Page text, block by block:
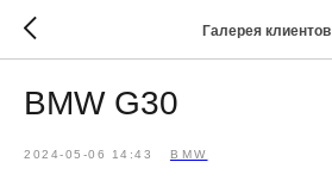
Галерея клиентов
BMW G30
2024-05-06 14:43 BMW